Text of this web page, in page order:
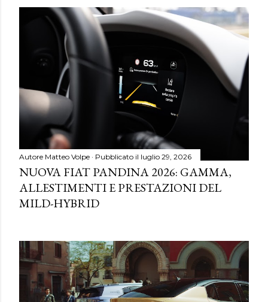
Autore Matteo Volpe Pubblicato il luglio 29, 2026
NUOVA FIAT PANDINA 2026: GAMMA,
ALLESTIMENTI E PRESTAZIONI DEL
MILD-HYBRID